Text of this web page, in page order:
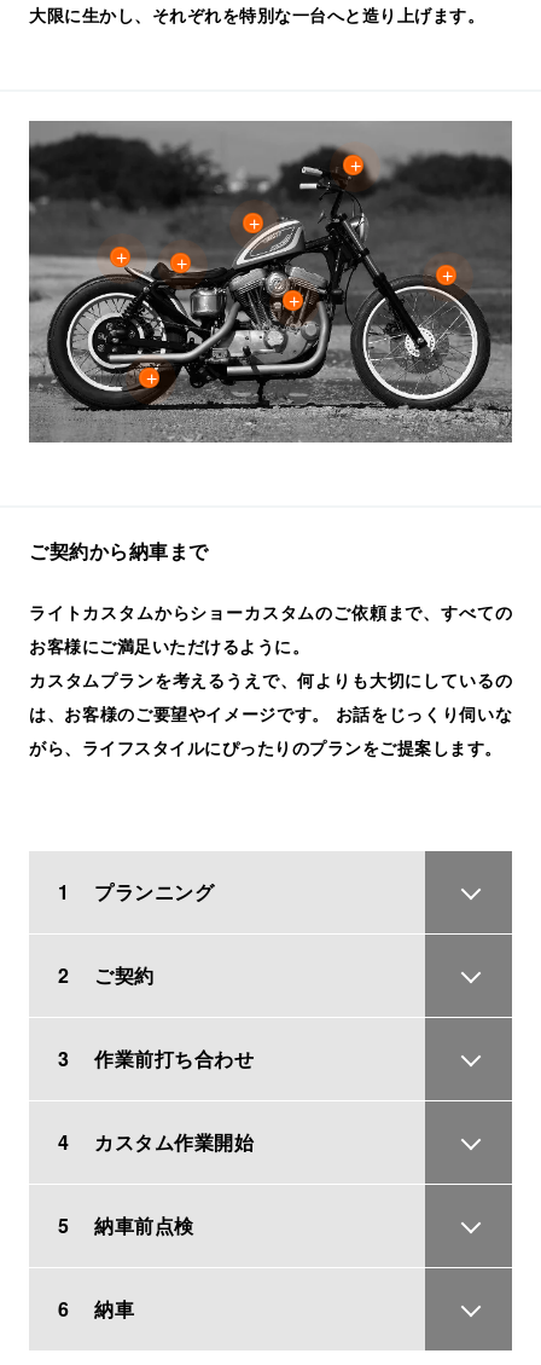
大限に生かし、それぞれを特別な一台へと造り上げます。
ご契約から納車まで
ライトカスタムからショーカスタムのご依頼まで、すべての
お客様にご満足いただけるように。
カスタムプランを考えるうえで、何よりも大切にしているの
は、お客様のご要望やイメージです。 お話をじっくり伺いな
がら、ライフスタイルにぴったりのプランをご提案します。
1 プランニング
2 ご契約
3 作業前打ち合わせ
4 カスタム作業開始
5 納車前点検
6 納車